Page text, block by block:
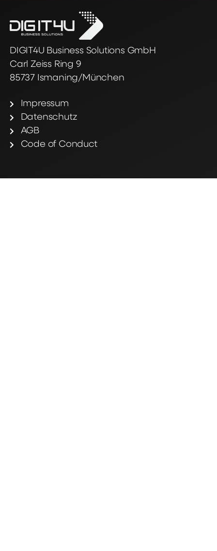
DIGIT4U Business Solutions GmbH
Carl Zeiss Ring 9
85737 Ismaning/München
Impressum
Datenschutz
AGB
Code of Conduct